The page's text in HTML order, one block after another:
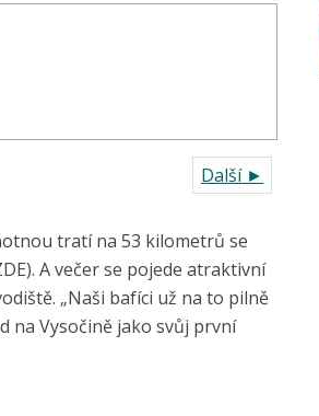
Další ►
tratí na 53 kilometrů se
A večer se pojede atraktivní
„Naši bafíci už na to pilně
na Vysočině jako svůj první